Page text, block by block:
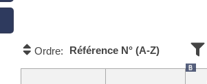
Ordre: Référence N° (A-Z)
B